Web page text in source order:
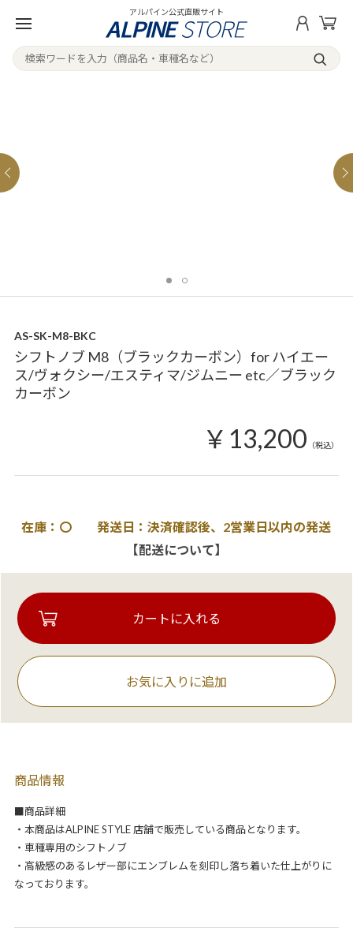
アルパイン公式直販サイト
AS-SK-M8-BKC
シフトノブ M8（ブラックカーボン）for ハイエー
ス/ヴォクシー/エスティマ/ジムニー etc／ブラック
カーボン
￥13,200 （税込）
在庫：〇 発送日：決済確認後、2営業日以内の発送
【配送について】
お気に入りに追加
商品情報
■商品詳細
・本商品はALPINE STYLE 店舗で販売している商品となります。
・車種専用のシフトノブ
・高級感のあるレザー部にエンブレムを刻印し落ち着いた仕上がりに
なっております。